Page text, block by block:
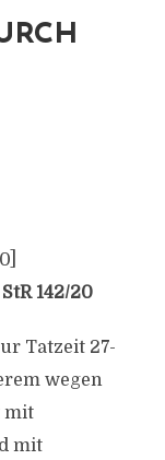
0]
142/20
Tatzeit 27-
wegen
mit
mit